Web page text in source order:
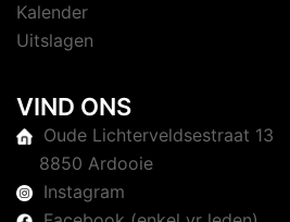
Kalender
Uitslagen
VIND ONS
Oude Lichterveldsestraat 13
8850 Ardooie
Instagram